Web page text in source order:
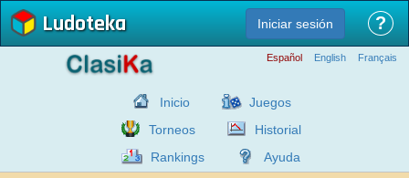
Ludoteka Iniciar sesión ?
Español English Français
Inicio
Juegos
Torneos
Historial
Rankings
Ayuda